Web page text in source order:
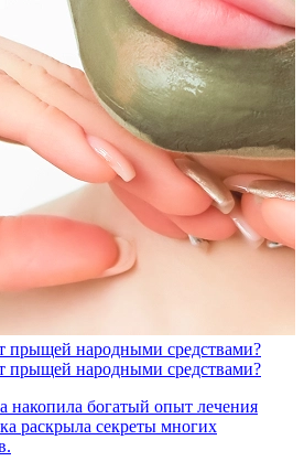
прыщей народными средствами?
прыщей народными средствами?
накопила богатый опыт лечения
раскрыла секреты многих